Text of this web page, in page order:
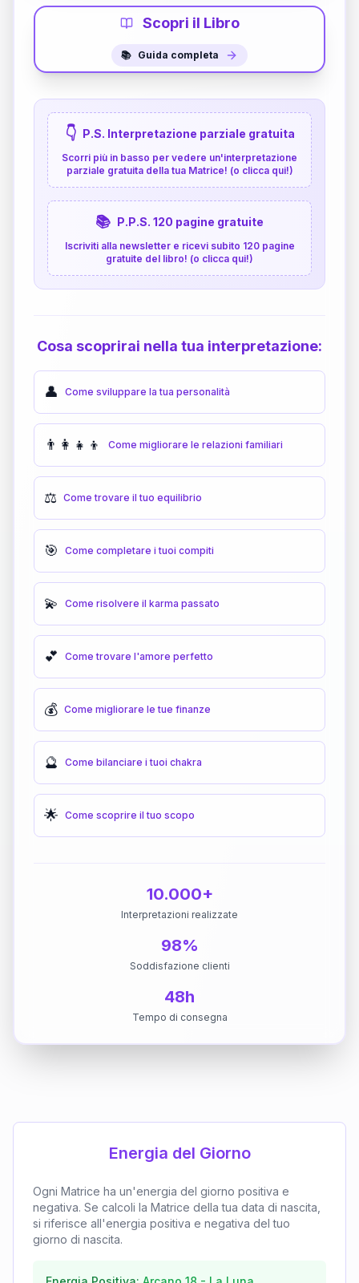
Scopri il Libro
📚 Guida completa
👇 P.S. Interpretazione parziale gratuita
Scorri più in basso per vedere un'interpretazione
parziale gratuita della tua Matrice! (o clicca qui!)
📚 P.P.S. 120 pagine gratuite
Iscriviti alla newsletter e ricevi subito 120 pagine
gratuite del libro! (o clicca qui!)
Cosa scoprirai nella tua interpretazione:
👤 Come sviluppare la tua personalità
👨‍👩‍👧‍👦 Come migliorare le relazioni familiari
⚖️ Come trovare il tuo equilibrio
🎯 Come completare i tuoi compiti
💫 Come risolvere il karma passato
💕 Come trovare l'amore perfetto
💰 Come migliorare le tue finanze
🔮 Come bilanciare i tuoi chakra
🌟 Come scoprire il tuo scopo
10.000+
Interpretazioni realizzate
98%
Soddisfazione clienti
48h
Tempo di consegna
Energia del Giorno
Ogni Matrice ha un'energia del giorno positiva e
negativa. Se calcoli la Matrice della tua data di nascita,
si riferisce all'energia positiva e negativa del tuo
giorno di nascita.